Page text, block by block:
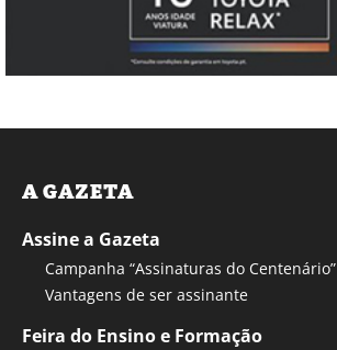
A GAZETA
Assine a Gazeta
Campanha “Assinaturas do Centenário”
Vantagens de ser assinante
Feira do Ensino e Formação